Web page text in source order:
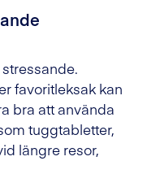
favoritleksak kan
bra att använda
tuggtabletter,
längre resor,